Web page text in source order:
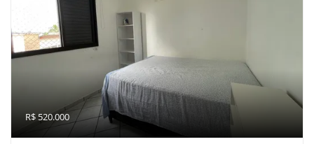
R$ 520.000